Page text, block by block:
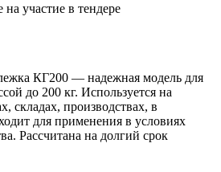
участие в тендере
КГ200 — надежная модель для
до 200 кг. Используется на
складах, производствах, в
для применения в условиях
Рассчитана на долгий срок